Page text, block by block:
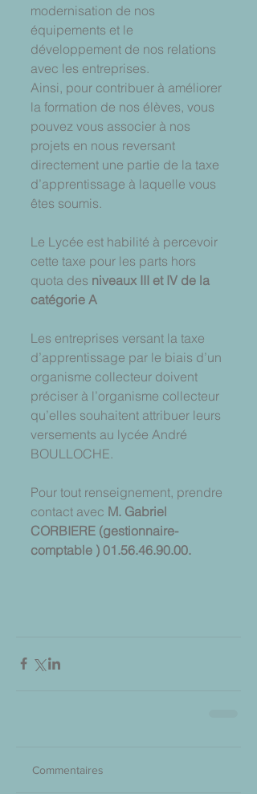
modernisation de nos
équipements et le
développement de nos relations
avec les entreprises.
Ainsi, pour contribuer à améliorer
la formation de nos élèves, vous
pouvez vous associer à nos
projets en nous reversant
directement une partie de la taxe
d’apprentissage à laquelle vous
êtes soumis.
Le Lycée est habilité à percevoir
cette taxe pour les parts hors
quota des niveaux III et IV de la
catégorie A
Les entreprises versant la taxe
d’apprentissage par le biais d’un
organisme collecteur doivent
préciser à l’organisme collecteur
qu’elles souhaitent attribuer leurs
versements au lycée André
BOULLOCHE.
Pour tout renseignement, prendre
contact avec M. Gabriel
CORBIERE (gestionnaire-
comptable ) 01.56.46.90.00.
Commentaires